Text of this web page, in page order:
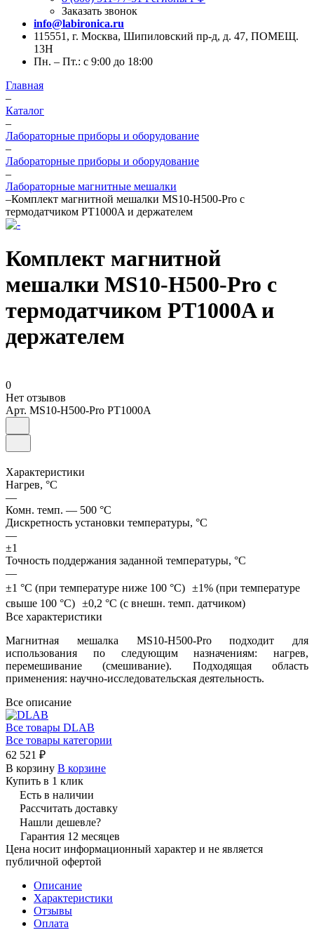
Заказать звонок
info@labironica.ru
115551, г. Москва, Шипиловский пр-д, д. 47, ПОМЕЩ.
13Н
Пн. – Пт.: с 9:00 до 18:00
Главная
–
Каталог
–
Лабораторные приборы и оборудование
–
Лабораторные приборы и оборудование
–
Лабораторные магнитные мешалки
–Комплект магнитной мешалки MS10-H500-Pro с
термодатчиком PT1000A и держателем
Комплект магнитной
мешалки MS10-H500-Pro с
термодатчиком PT1000A и
держателем
0
Нет отзывов
Арт. MS10-H500-Pro PT1000A
Характеристики
Нагрев, °С
—
Комн. темп. — 500 °C
Дискретность установки температуры, °С
—
±1
Точность поддержания заданной температуры, °С
—
±1 °C (при температуре ниже 100 °C) ±1% (при температуре
свыше 100 °C) ±0,2 °C (с внешн. темп. датчиком)
Все характеристики
Магнитная мешалка MS10-H500-Pro подходит для
использования по следующим назначениям: нагрев,
перемешивание (смешивание). Подходящая область
применения: научно-исследовательская деятельность.
Все описание
Все товары DLAB
Все товары категории
62 521 ₽
В корзину В корзине
Купить в 1 клик
Есть в наличии
Рассчитать доставку
Нашли дешевле?
Гарантия 12 месяцев
Цена носит информационный характер и не является
публичной офертой
Описание
Характеристики
Отзывы
Оплата